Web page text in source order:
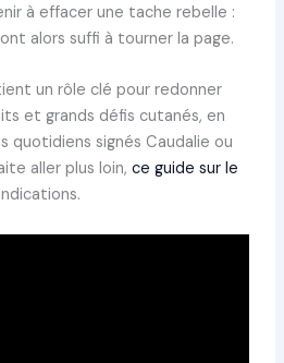
à effacer une tache rebelle :
alors suffi à tourner la page.
un rôle clé pour redonner
et grands défis cutanés, en
quotidiens signés Caudalie ou
aller plus loin, ce guide sur le